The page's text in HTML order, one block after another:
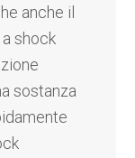
anche il
shock
sostanza